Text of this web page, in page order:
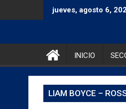
jueves, agosto 6,
INICIO
LIAM BOYCE –